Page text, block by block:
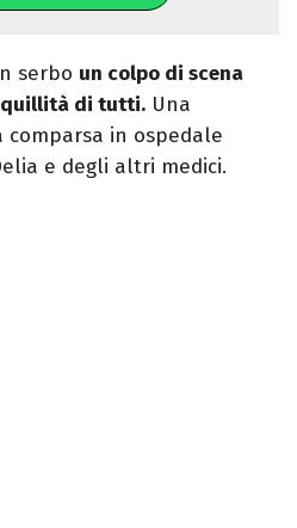
serbo un colpo di scena
di tutti. Una
comparsa in ospedale
e degli altri medici.